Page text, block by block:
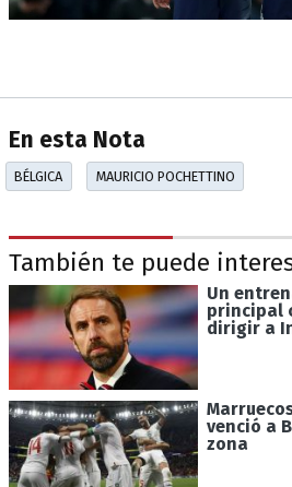
En esta Nota
BÉLGICA MAURICIO POCHETTINO
También te puede
Un
principal
dirigir a
venció a
zona